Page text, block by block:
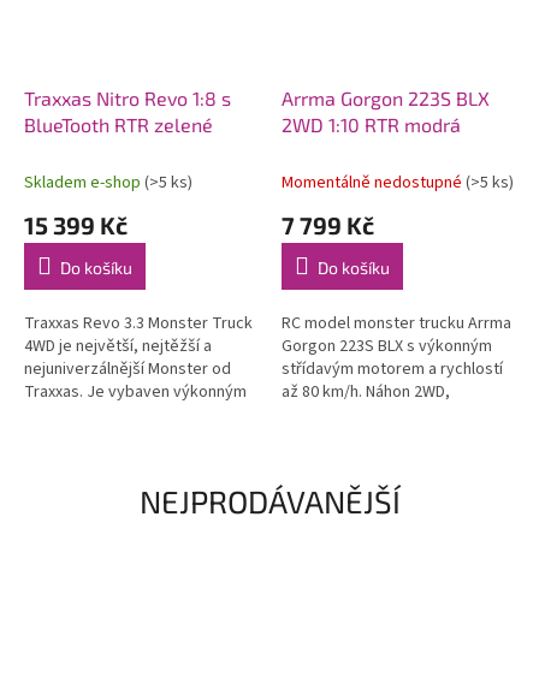
Traxxas Nitro Revo 1:8 s
BlueTooth RTR zelené
Skladem e-shop (>5 ks)
15 399 Kč
Do košíku
Traxxas Revo 3.3 Monster Truck
4WD je největší, nejtěžší a
nejuniverzálnější Monster od
Traxxas. Je vybaven výkonným
Arrma Gorgon 223S BLX
2WD 1:10 RTR modrá
Momentálně nedostupné (>5 ks)
7 799 Kč
Do košíku
RC model monster trucku Arrma
Gorgon 223S BLX s výkonným
střídavým motorem a rychlostí
až 80 km/h. Náhon 2WD,
NEJPRODÁVANĚJŠÍ